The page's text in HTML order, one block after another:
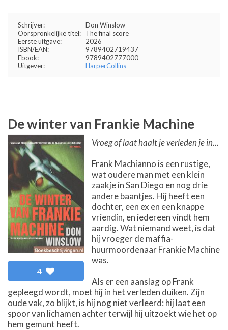
Schrijver:
Don Winslow
Oorspronkelijke titel:
The final score
Eerste uitgave:
2026
ISBN/EAN:
9789402719437
Ebook:
9789402777000
Uitgever:
HarperCollins
De winter van Frankie Machine
4
Vroeg of laat haalt je verleden je in...
Frank Machianno is een rustige,
wat oudere man met een klein
zaakje in San Diego en nog drie
andere baantjes. Hij heeft een
dochter, een ex en een knappe
vriendin, en iedereen vindt hem
aardig. Wat niemand weet, is dat
hij vroeger de maffia-
huurmoordenaar Frankie Machine
was.
Als er een aanslag op Frank
gepleegd wordt, moet hij in het verleden duiken. Zijn
oude vak, zo blijkt, is hij nog niet verleerd: hij laat een
spoor van lichamen achter terwijl hij uitzoekt wie het op
hem gemunt heeft.